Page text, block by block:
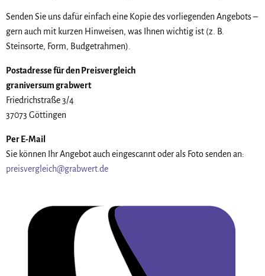
Senden Sie uns dafür einfach eine Kopie des vorliegenden Angebots –
gern auch mit kurzen Hinweisen, was Ihnen wichtig ist (z. B.
Steinsorte, Form, Budgetrahmen).
Postadresse für den Preisvergleich
graniversumgrabwert
Friedrichstraße 3/4
37073 Göttingen
Per E-Mail
Sie können Ihr Angebot auch eingescannt oder als Foto senden an:
preisvergleich@grabwert.de